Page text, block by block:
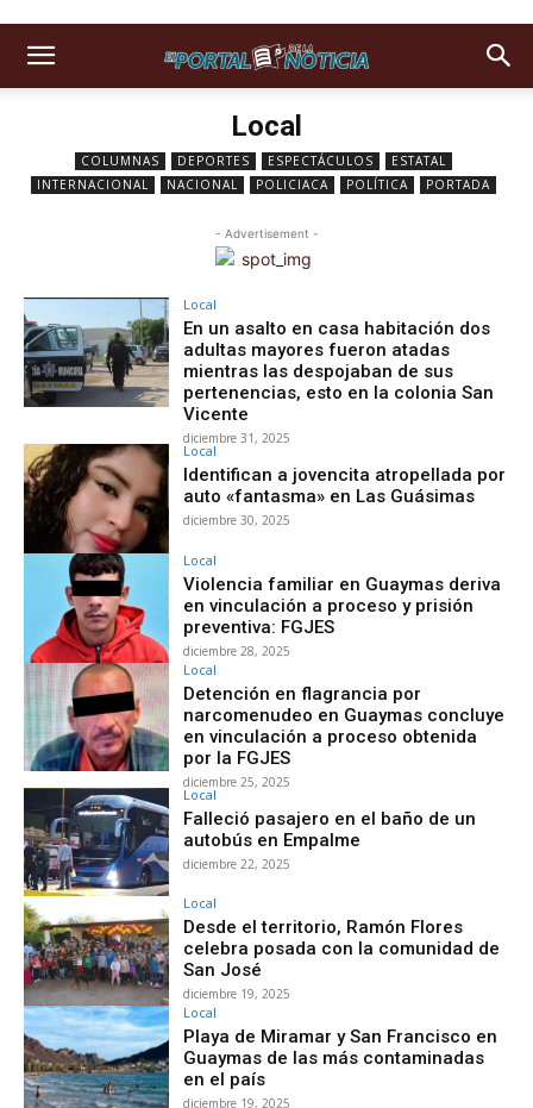
Local
COLUMNAS DEPORTES ESPECTÁCULOS
ESTATAL
INTERNACIONAL
NACIONAL POLICIACA POLÍTICA PORTADA
- Advertisement -
Local
En un asalto en casa habitación dos
adultas mayores fueron atadas
mientras las despojaban de sus
pertenencias, esto en la colonia San
Vicente
diciembre 31, 2025
Local
Identifican a jovencita atropellada por
auto «fantasma» en Las Guásimas
diciembre 30, 2025
Local
Violencia familiar en Guaymas deriva
en vinculación a proceso y prisión
preventiva: FGJES
diciembre 28, 2025
Local
Detención en flagrancia por
narcomenudeo en Guaymas concluye
en vinculación a proceso obtenida
por la FGJES
diciembre 25, 2025
Local
Falleció pasajero en el baño de un
autobús en Empalme
diciembre 22, 2025
Local
Desde el territorio, Ramón Flores
celebra posada con la comunidad de
San José
diciembre 19, 2025
Local
Playa de Miramar y San Francisco en
Guaymas de las más contaminadas
en el país
diciembre 19, 2025